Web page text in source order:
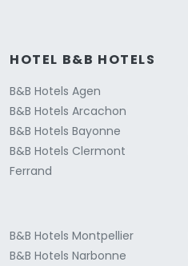
HOTEL B&B HOTELS
B&B Hotels Agen
B&B Hotels Arcachon
B&B Hotels Bayonne
B&B Hotels Clermont
Ferrand
B&B Hotels Montpellier
B&B Hotels Narbonne